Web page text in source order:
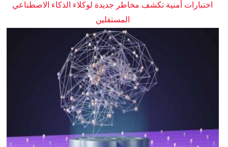
اختبارات أمنية تكشف مخاطر جديدة لوكلاء الذكاء الاصطناعي
المستقلين